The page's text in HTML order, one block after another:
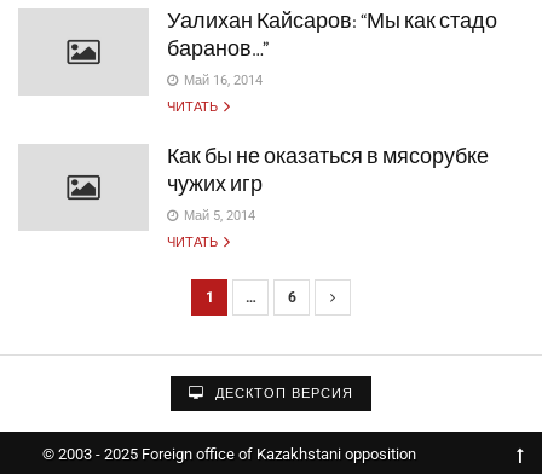
Уалихан Кайсаров: “Мы как стадо
баранов…”
Май 16, 2014
ЧИТАТЬ
Как бы не оказаться в мясорубке
чужих игр
Май 5, 2014
ЧИТАТЬ
1 … 6
ДЕСКТОП ВЕРСИЯ
© 2003 - 2025 Foreign office of Kazakhstani opposition